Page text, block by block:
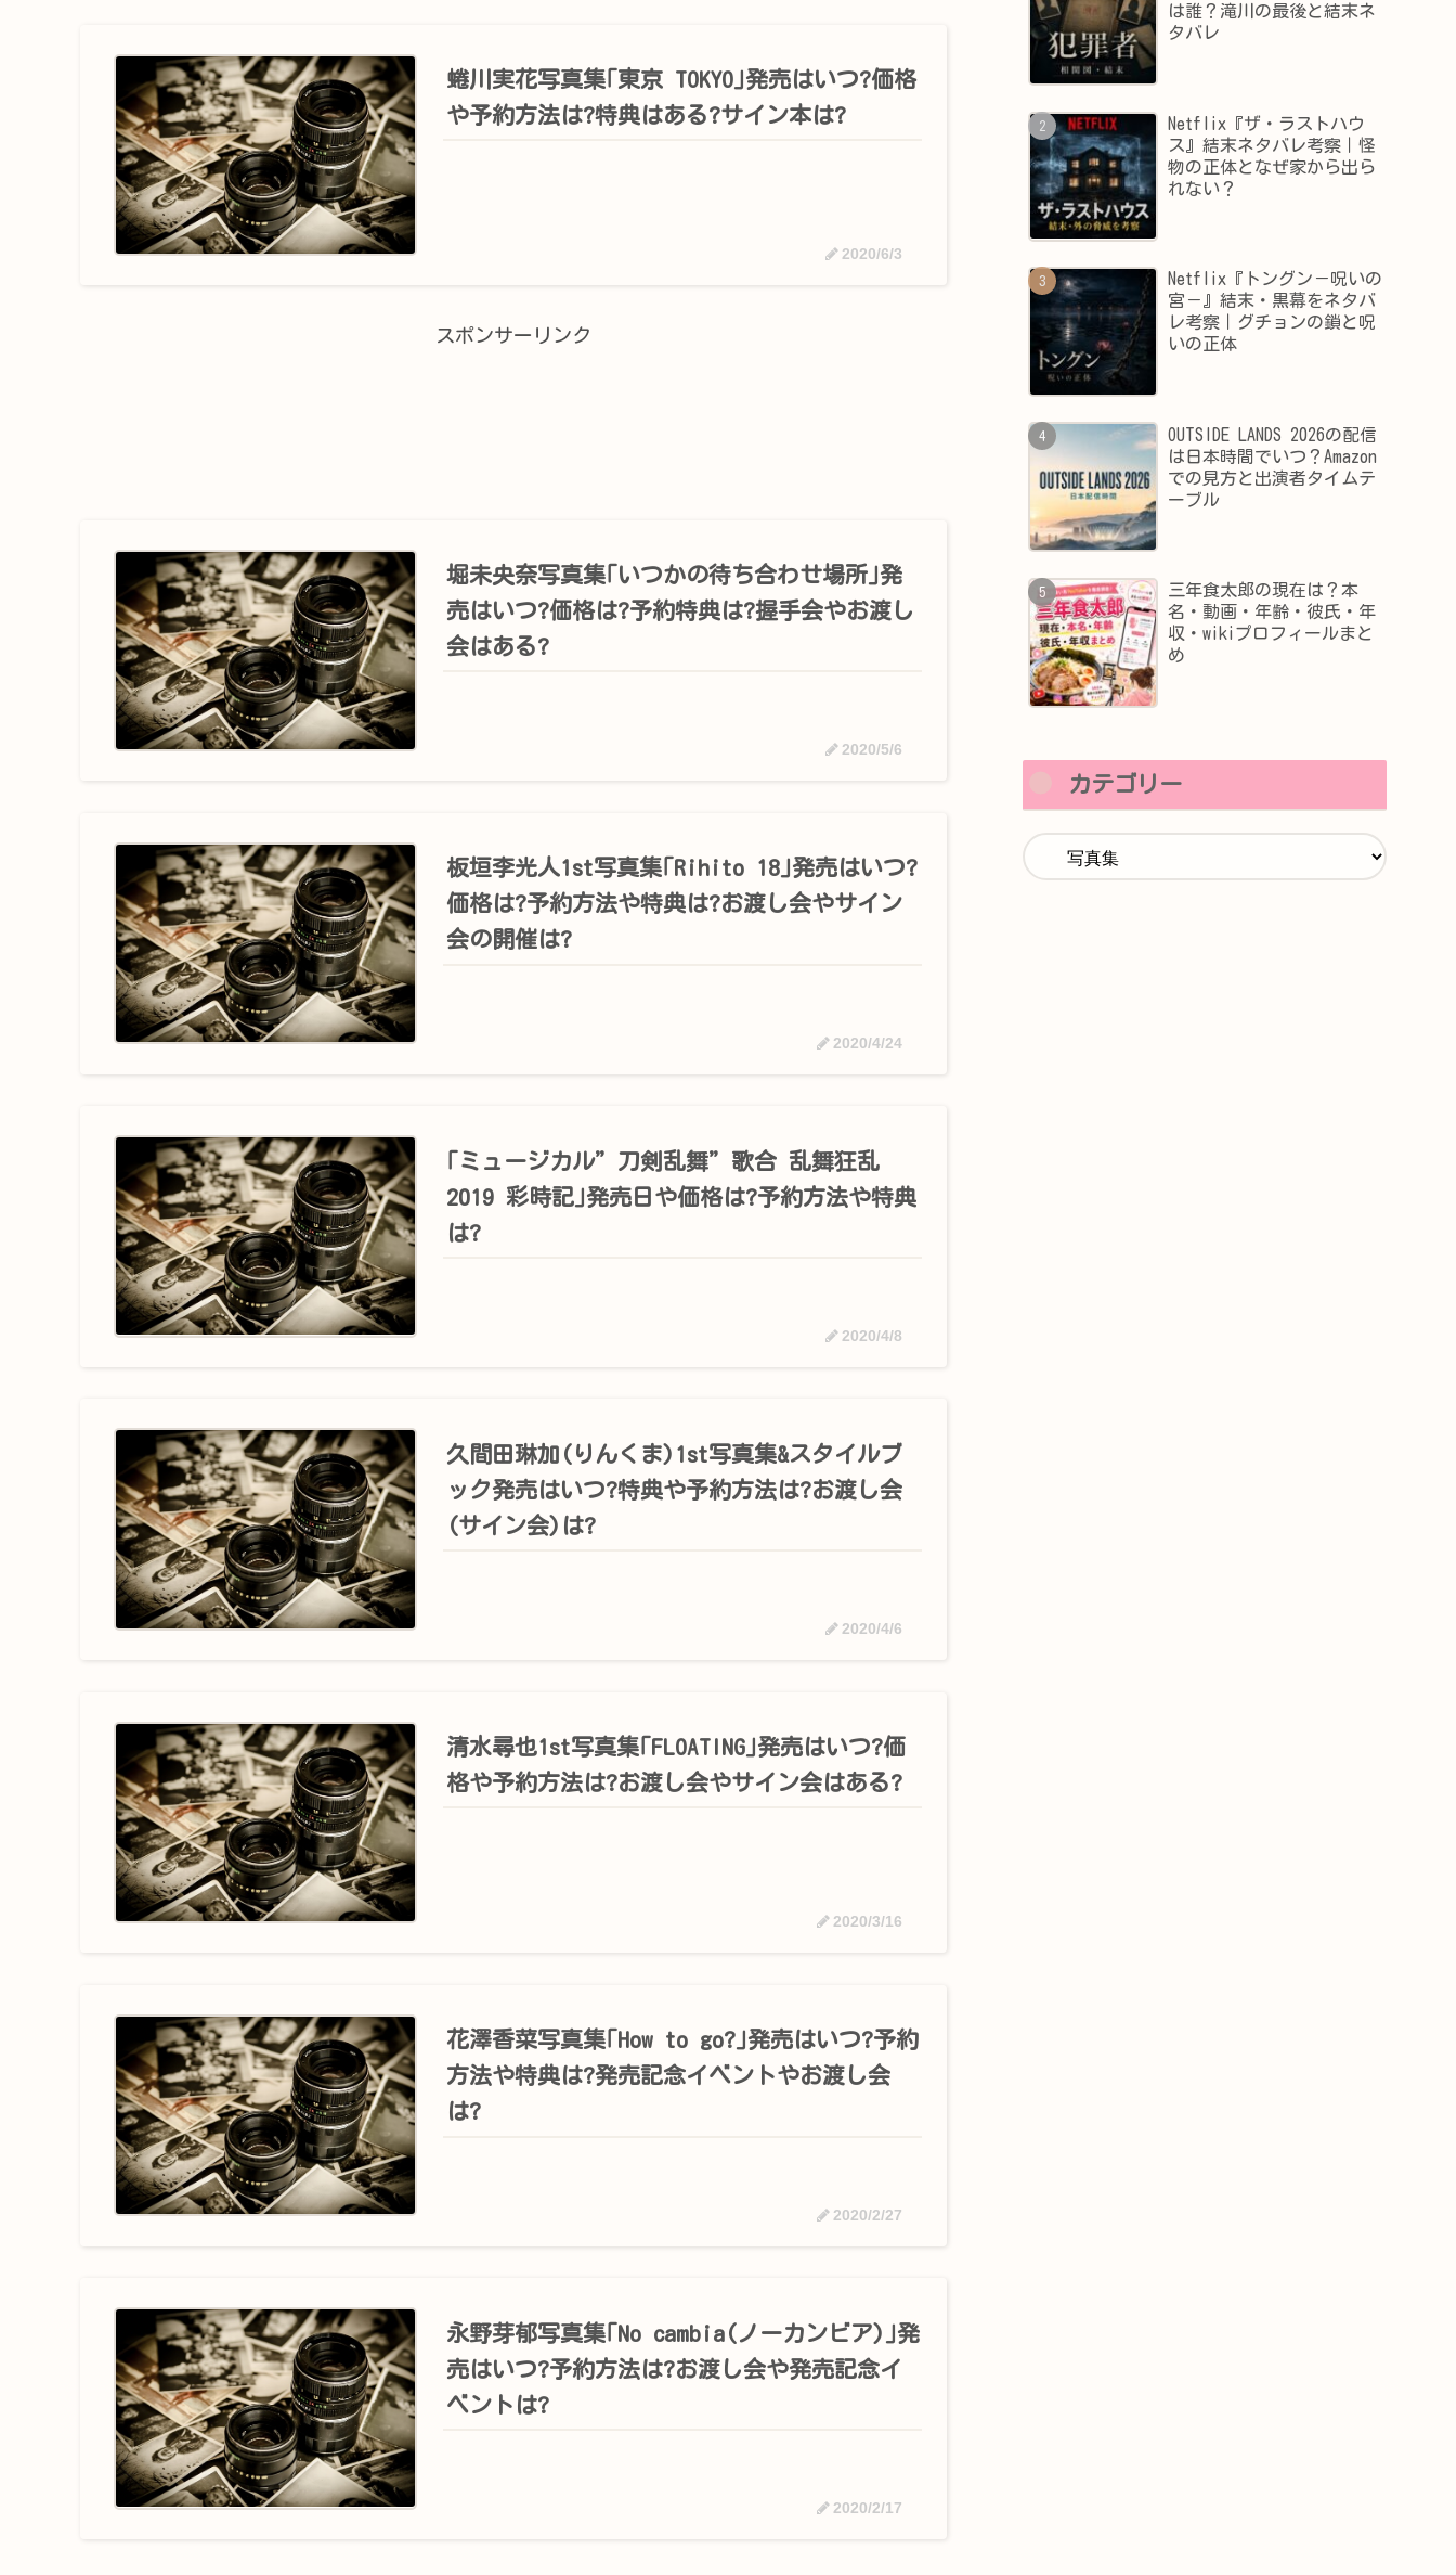
蜷川実花写真集｢東京 TOKYO｣発売はいつ?価格
や予約方法は?特典はある?サイン本は?
2020/6/3
スポンサーリンク
堀未央奈写真集｢いつかの待ち合わせ場所｣発
売はいつ?価格は?予約特典は?握手会やお渡し
会はある?
2020/5/6
板垣李光人1st写真集｢Rihito 18｣発売はいつ?
価格は?予約方法や特典は?お渡し会やサイン
会の開催は?
2020/4/24
｢ミュージカル”刀剣乱舞”歌合 乱舞狂乱
2019 彩時記｣発売日や価格は?予約方法や特典
は?
2020/4/8
久間田琳加(りんくま)1st写真集&スタイルブ
ック発売はいつ?特典や予約方法は?お渡し会
(サイン会)は?
2020/4/6
清水尋也1st写真集｢FLOATING｣発売はいつ?価
格や予約方法は?お渡し会やサイン会はある?
2020/3/16
花澤香菜写真集｢How to go?｣発売はいつ?予約
方法や特典は?発売記念イベントやお渡し会
は?
2020/2/27
永野芽郁写真集｢No cambia(ノーカンビア)｣発
売はいつ?予約方法は?お渡し会や発売記念イ
ベントは?
2020/2/17
は誰？滝川の最後と結末ネ
タバレ
Netflix『ザ・ラストハウ
ス』結末ネタバレ考察｜怪
物の正体となぜ家から出ら
れない？
Netflix『トングン－呪いの
宮－』結末・黒幕をネタバ
レ考察｜グチョンの鎖と呪
いの正体
OUTSIDE LANDS 2026の配信
は日本時間でいつ？Amazon
での見方と出演者タイムテ
ーブル
三年食太郎の現在は？本
名・動画・年齢・彼氏・年
収・wikiプロフィールまと
め
カテゴリー